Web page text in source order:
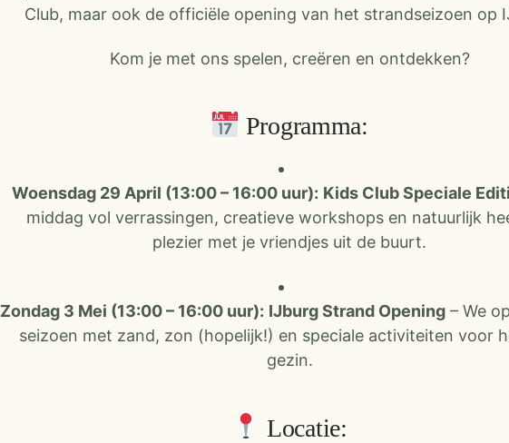
Club, maar ook de officiële opening van het strandseizoen op
Kom je met ons spelen, creëren en ontdekken?
Programma:
Woensdag 29 April (13:00 – 16:00 uur): Kids Club Speciale
middag vol verrassingen, creatieve workshops en natuurlijk
plezier met je vriendjes uit de buurt.
Zondag 3 Mei (13:00 – 16:00 uur): IJburg Strand Opening – We
seizoen met zand, zon (hopelijk!) en speciale activiteiten voor
gezin.
Locatie: